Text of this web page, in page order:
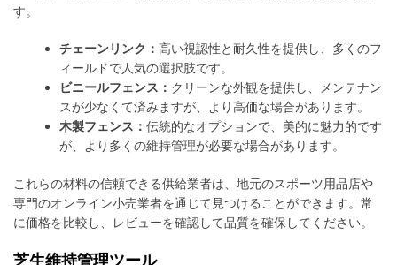
す。
チェーンリンク：高い視認性と耐久性を提供し、多くのフ
ィールドで人気の選択肢です。
ビニールフェンス： クリーンな外観を提供し、メンテナン
スが少なくて済みますが、より高価な場合があります。
木製フェンス：伝統的なオプションで、美的に魅力的です
が、より多くの維持管理が必要な場合があります。
これらの材料の信頼できる供給業者は、地元のスポーツ用品店や
専門のオンライン小売業者を通じて見つけることができます。常
に価格を比較し、レビューを確認して品質を確保してください。
芝生維持管理ツール